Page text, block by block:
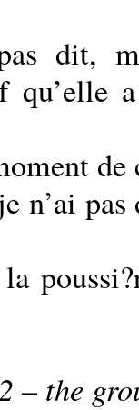
dit,
qu’elle
de
n’ai
– the